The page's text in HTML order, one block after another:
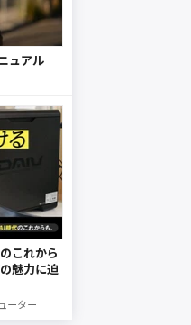
ュアル
これから
魅力に迫
ーター